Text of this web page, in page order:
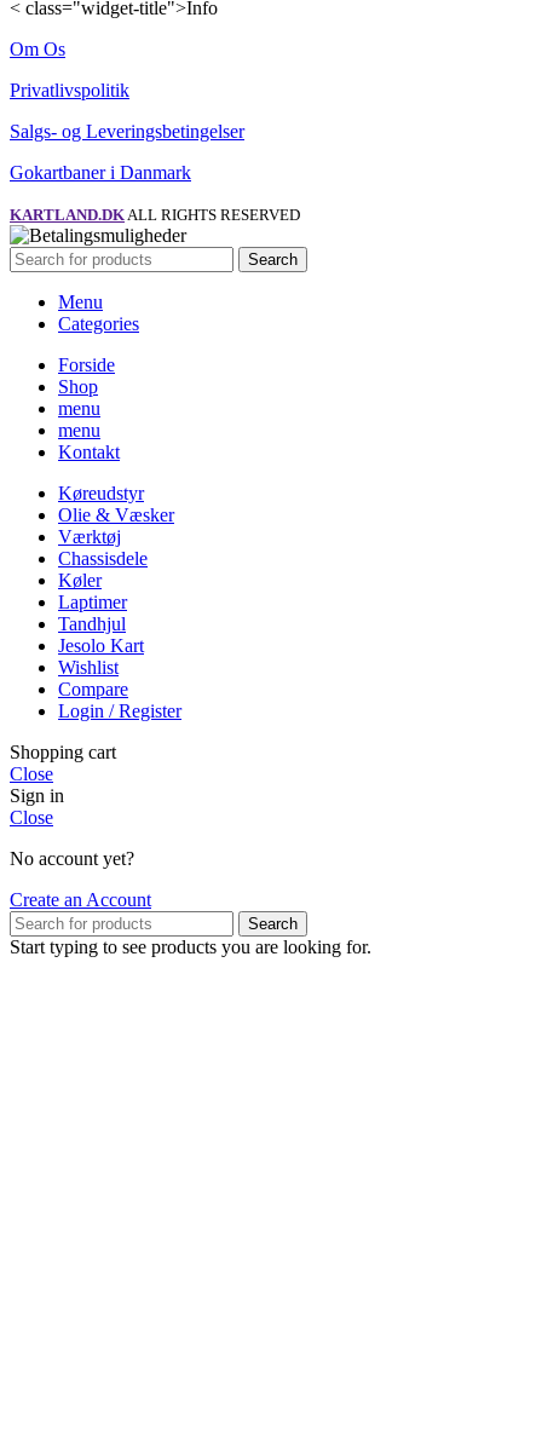
< class="widget-title">Info
Om Os
Privatlivspolitik
Salgs- og Leveringsbetingelser
Gokartbaner i Danmark
KARTLAND.DKALL RIGHTS RESERVED
Search
Menu
Categories
Forside
Shop
menu
menu
Kontakt
Køreudstyr
Olie & Væsker
Værktøj
Chassisdele
Køler
Laptimer
Tandhjul
Jesolo Kart
Wishlist
Compare
Login / Register
Shopping cart
Close
Sign in
Close
No account yet?
Create an Account
Search
Start typing to see products you are looking for.